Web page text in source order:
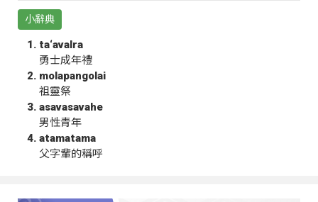
小辭典
ta‘avalra
勇士成年禮
molapangolai
祖靈祭
asavasavahe
男性青年
atamatama
父字輩的稱呼